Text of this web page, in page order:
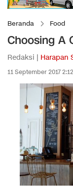
Beranda Food
Choosing A
Redaksi | Harapan
11 September 2017